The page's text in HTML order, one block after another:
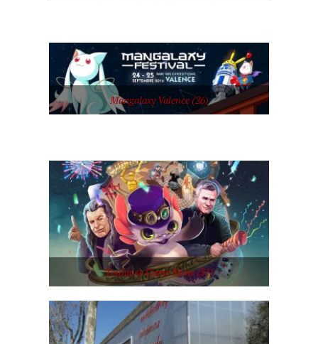
Mangalaxy Valence (26)
Toulouse Game Show (31)